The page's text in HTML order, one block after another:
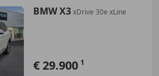
BMW X3xDrive 30e xLine
€ 29.900 1